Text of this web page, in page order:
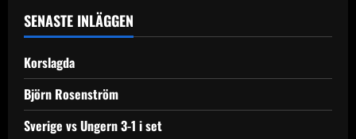
a
v
i
g
SENASTE INLÄGGEN
Korslagda
Björn Rosenström
Sverige vs Ungern 3-1 i set